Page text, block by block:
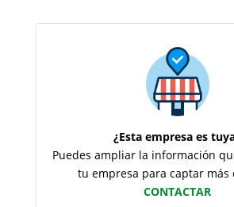
¿Esta empresa es
Puedes ampliar la información
tu empresa para captar más
CONTACTAR